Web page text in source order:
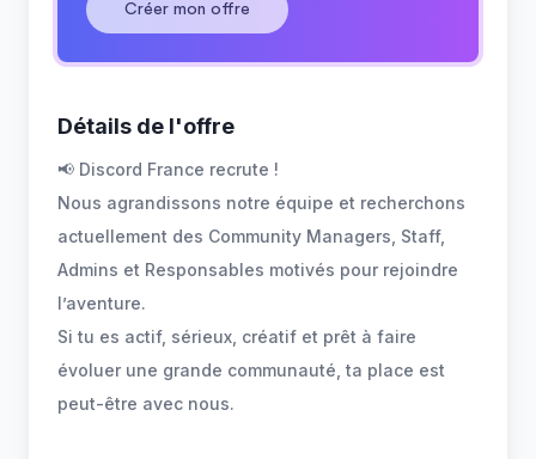
Créer mon offre
Détails de l'offre
📢 Discord France recrute !
Nous agrandissons notre équipe et recherchons
actuellement des Community Managers, Staff,
Admins et Responsables motivés pour rejoindre
l’aventure.
Si tu es actif, sérieux, créatif et prêt à faire
évoluer une grande communauté, ta place est
peut-être avec nous.